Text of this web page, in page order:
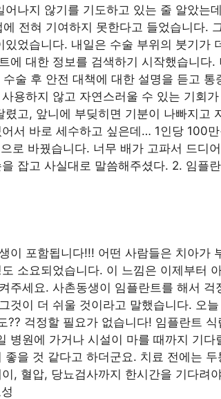
나지 않기를 기도하고 있는 줄 알았는
전혀 기여하지 못한다고 들었습니다.
었습니다. 내일은 수술 부위의 붓기가
에 대한 정보를 검색하기 시작했습니다.
술 후 안전 대책에 대한 설명을 듣고 통
용하지 않고 자연스러울 수 있는 기회
고, 앞니에 부딪히면 기분이 나빠지고
서 바로 세수하고 싶은데… 1인당 100
로 바꿨습니다. 너무 배가 고파서 드디
잡고 사실대로 말씀해주셨다. 2. 임플
이 포함됩니다!!! 어떤 사람들은 치아가
소요되었습니다. 이 느낌은 이제부터
주세요. 사촌동생이 임플란트를 해서 걱
것이 더 쉬울 것이라고 말했습니다. 오
걱정할 필요가 없습니다! 임플란트 식
병원에 가거나 시설이 마를 때까지 기다
을 것 같다고 하더군요. 치료 전에는 두
, 혈압, 당뇨검사까지 한시간을 기다려